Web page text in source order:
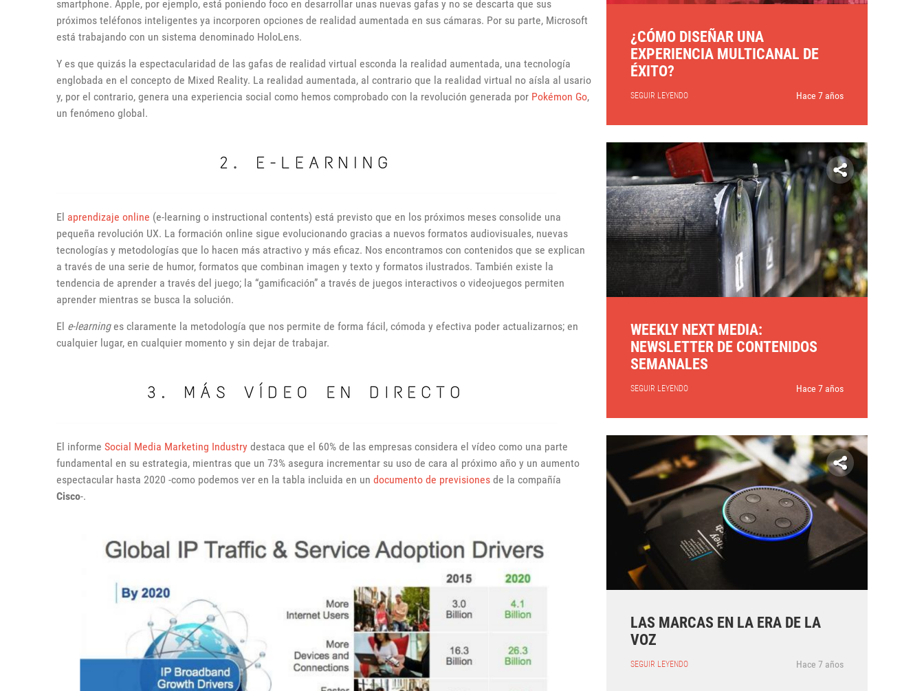
smartphone. Apple, por ejemplo, está poniendo foco en desarrollar unas nuevas gafas y no se descarta que sus
próximos teléfonos inteligentes ya incorporen opciones de realidad aumentada en sus cámaras. Por su parte, Microsoft
está trabajando con un sistema denominado HoloLens.
Y es que quizás la espectacularidad de las gafas de realidad virtual esconda la realidad aumentada, una tecnología
englobada en el concepto de Mixed Reality. La realidad aumentada, al contrario que la realidad virtual no aísla al usario
y, por el contrario, genera una experiencia social como hemos comprobado con la revolución generada por Pokémon Go,
un fenómeno global.
El aprendizaje online (e-learning o instructional contents) está previsto que en los próximos meses consolide una
pequeña revolución UX. La formación online sigue evolucionando gracias a nuevos formatos audiovisuales, nuevas
tecnologías y metodologías que lo hacen más atractivo y más eficaz. Nos encontramos con contenidos que se explican
a través de una serie de humor, formatos que combinan imagen y texto y formatos ilustrados. También existe la
tendencia de aprender a través del juego; la “gamificación” a través de juegos interactivos o videojuegos permiten
aprender mientras se busca la solución.
El e-learninges claramente la metodología que nos permite de forma fácil, cómoda y efectiva poder actualizarnos; en
cualquier lugar, en cualquier momento y sin dejar de trabajar.
El informe Social Media Marketing Industry destaca que el 60% de las empresas considera el vídeo como una parte
fundamental en su estrategia, mientras que un 73% asegura incrementar su uso de cara al próximo año y un aumento
espectacular hasta 2020 -como podemos ver en la tabla incluida en un documento de previsiones de la compañía
Cisco-.
¿CÓMO DISEÑAR UNA
EXPERIENCIA MULTICANAL DE
ÉXITO?
SEGUIR LEYENDO Hace 7 años
WEEKLY NEXT MEDIA:
NEWSLETTER DE CONTENIDOS
SEMANALES
SEGUIR LEYENDO Hace 7 años
LAS MARCAS EN LA ERA DE LA
VOZ
SEGUIR LEYENDO Hace 7 años